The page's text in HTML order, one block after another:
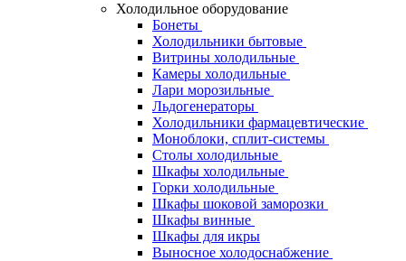
Холодильное оборудование
Бонеты
Холодильники бытовые
Витрины холодильные
Камеры холодильные
Лари морозильные
Льдогенераторы
Холодильники фармацевтические
Моноблоки, сплит-системы
Столы холодильные
Шкафы холодильные
Горки холодильные
Шкафы шоковой заморозки
Шкафы винные
Шкафы для икры
Выносное холодоснабжение